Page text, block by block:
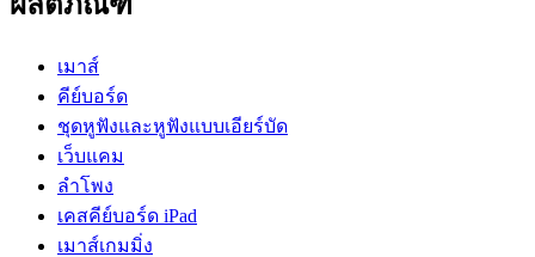
เมาส์
คีย์บอร์ด
ชุดหูฟังและหูฟังแบบเอียร์บัด
เว็บแคม
ลำโพง
เคสคีย์บอร์ด iPad
เมาส์เกมมิ่ง